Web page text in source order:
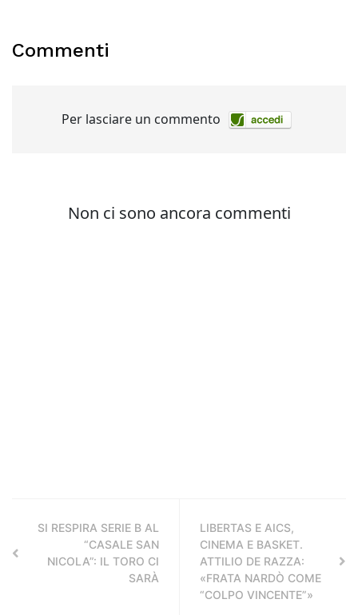
Commenti
SI RESPIRA SERIE B AL
“CASALE SAN
NICOLA”: IL TORO CI
SARÀ
LIBERTAS E AICS,
CINEMA E BASKET.
ATTILIO DE RAZZA:
«FRATA NARDÒ COME
“COLPO VINCENTE”»